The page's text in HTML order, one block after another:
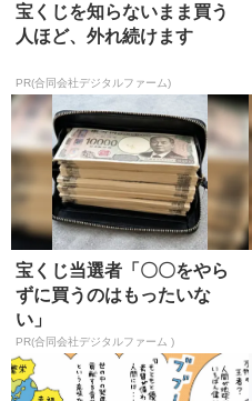
宝くじを知らないまま買う
人ほど、外れ続けます
PR(合同会社デジタルファーム)
宝くじ当選者「〇〇をやら
ずに買うのはもったいな
い」
PR(合同会社デジタルファーム )